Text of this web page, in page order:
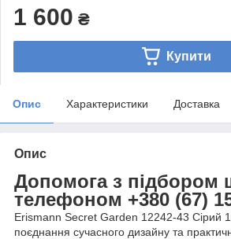
1 600 ₴
Купити
Опис Характеристики Доставка
Опис
Допомога з підбором
телефоном +380 (67)
Erismann Secret Garden 12242-43
поєднання сучасного дизайну та